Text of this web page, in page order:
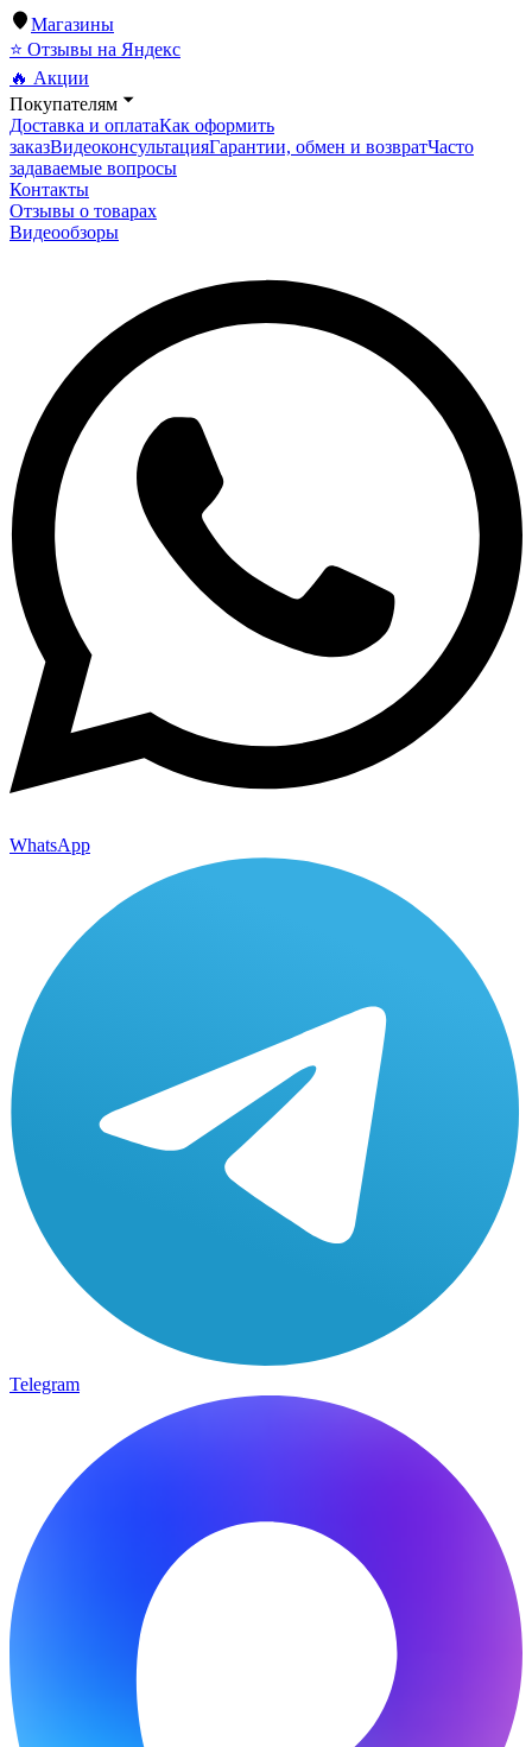
Магазины
⭐ Отзывы на Яндекс
🔥 Акции
Покупателям
Доставка и оплатаКак оформить
заказВидеоконсультацияГарантии, обмен и возвратЧасто
задаваемые вопросы
Контакты
Отзывы о товарах
Видеообзоры
WhatsApp
Telegram